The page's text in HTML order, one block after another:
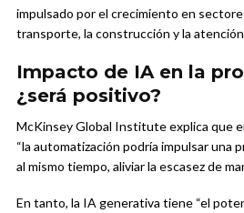
impulsado por el crecimiento en
transporte, la construcción y la
Impacto de IA en la
¿será positivo?
McKinsey Global Institute explica que
“la automatización podría impulsar una
al mismo tiempo, aliviar la escasez de
En tanto, la IA generativa tiene “el